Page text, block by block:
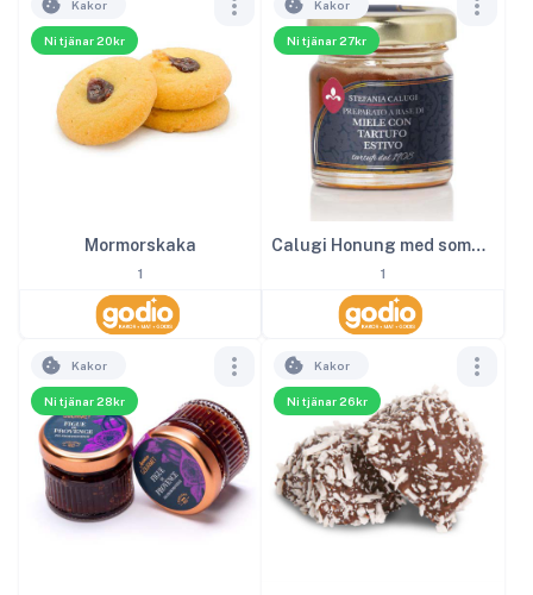
Ni tjänar 20kr
Kakor
Mormorskaka
1
Ni tjänar 27kr
Kakor
Calugi Honung med sommartryffel 40 g
1
Ni tjänar 28kr
Kakor
Ni tjänar 26kr
Kakor